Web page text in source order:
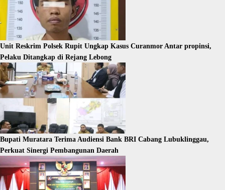
Unit Reskrim Polsek Rupit Ungkap Kasus Curanmor Antar propinsi,
Pelaku Ditangkap di Rejang Lebong
Bupati Muratara Terima Audiensi Bank BRI Cabang Lubuklinggau,
Perkuat Sinergi Pembangunan Daerah